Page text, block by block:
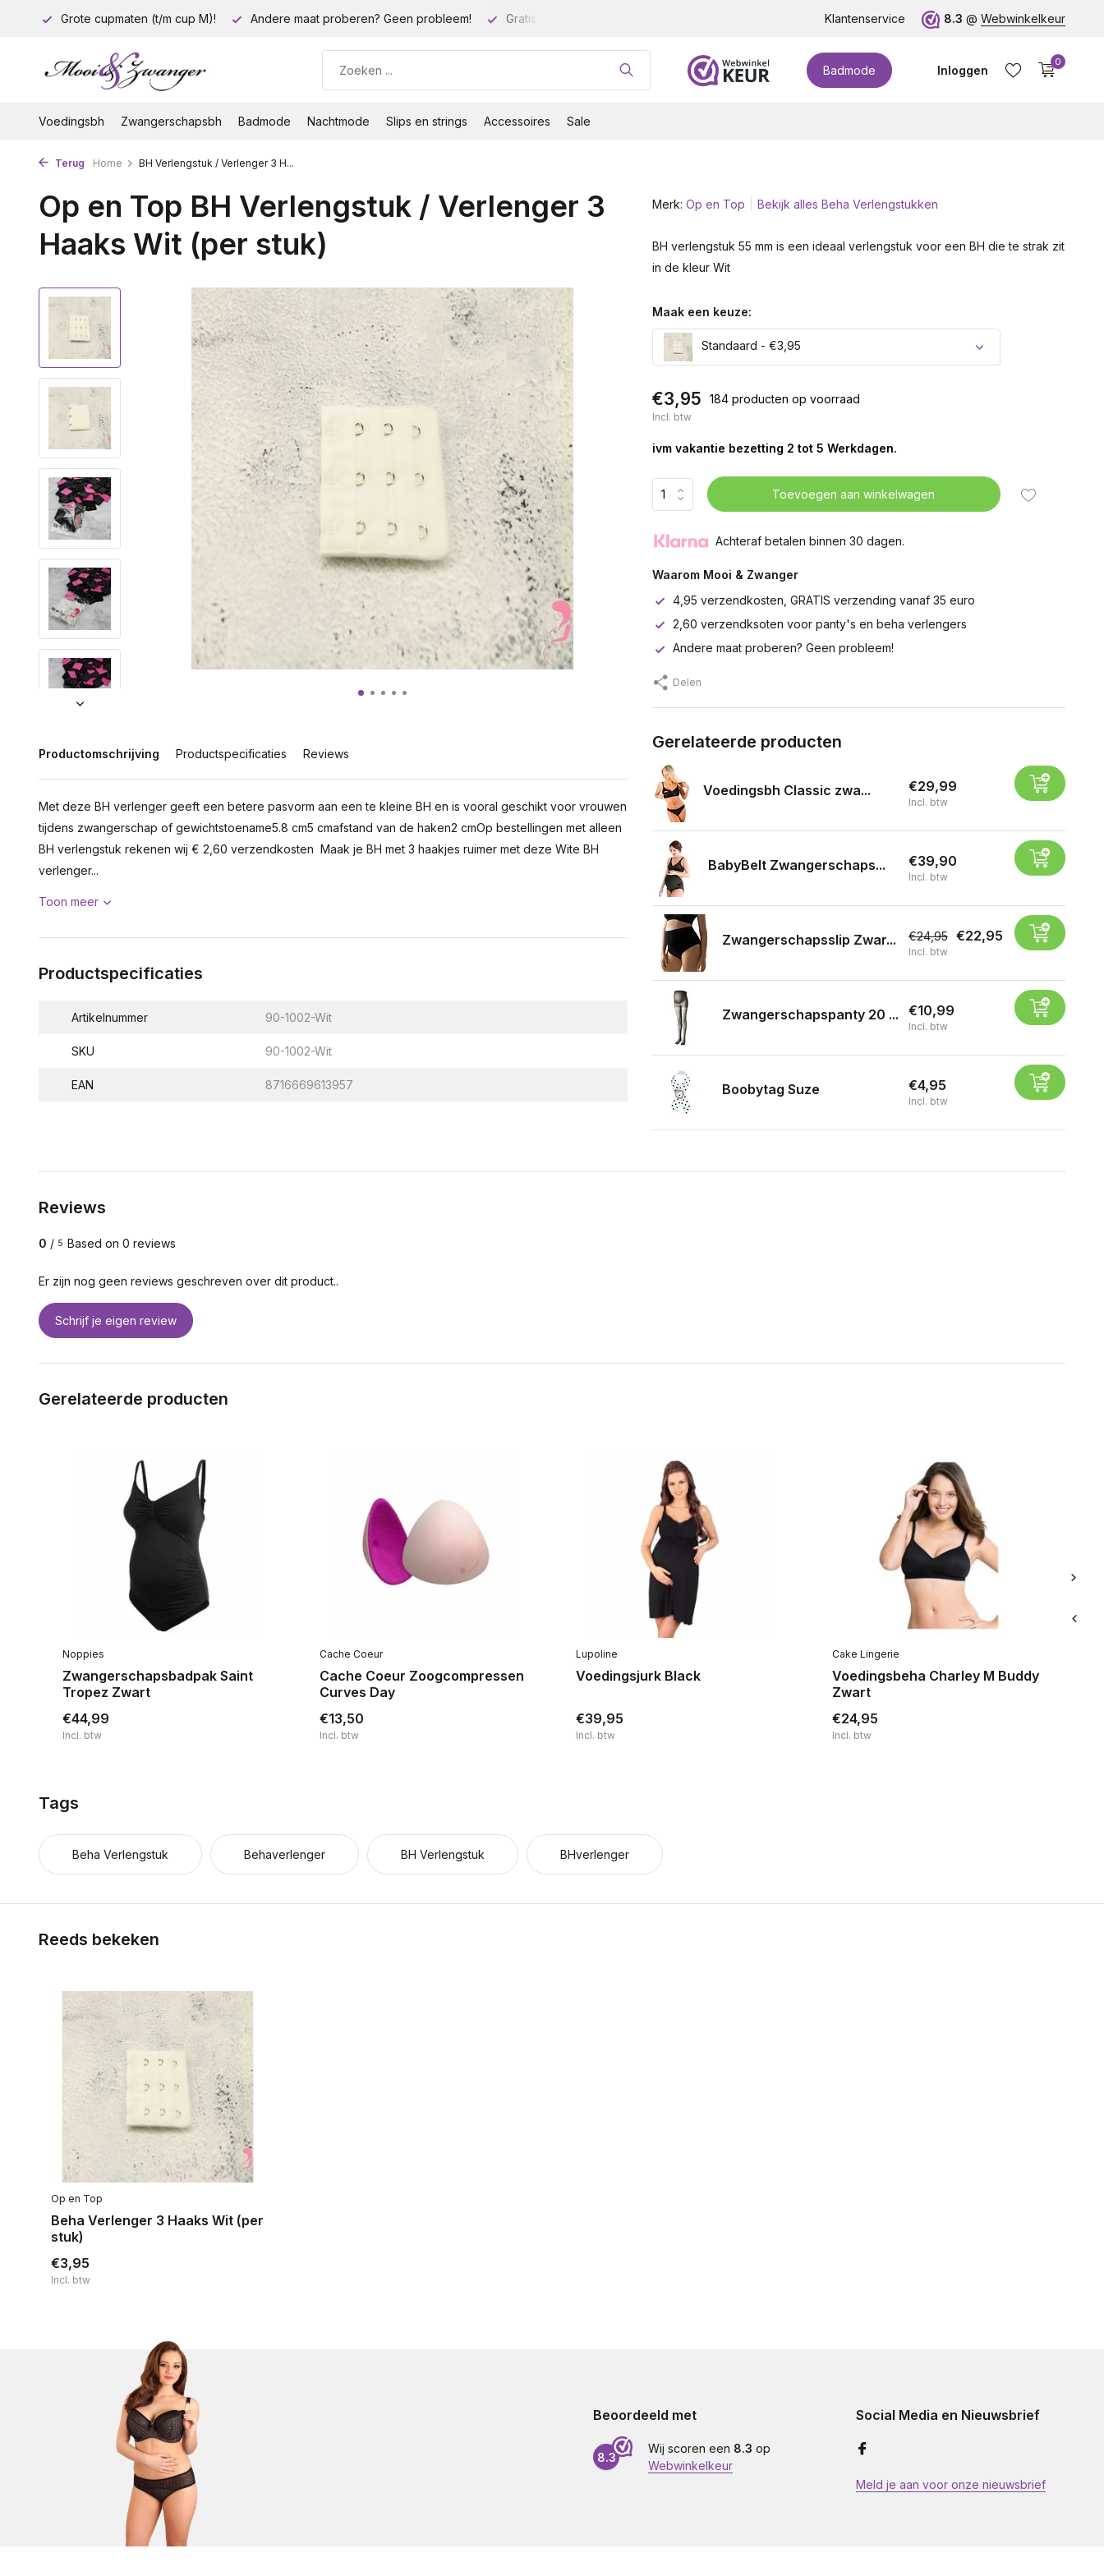
Grote cupmaten (t/m cup M)! Andere maat proberen? Geen probleem! Gratis verzending vanaf 35 euro! Grote cupmaten (t/m cup M)!
Klantenservice 8.3 @ Webwinkelkeur
Badmode Inloggen
0
Voedingsbh Zwangerschapsbh Badmode Nachtmode Slips en strings Accessoires Sale
Terug Home BH Verlengstuk / Verlenger 3 H...
Op en Top BH Verlengstuk / Verlenger 3
Haaks Wit (per stuk)
Productomschrijving Productspecificaties Reviews
Met deze BH verlenger geeft een betere pasvorm aan een te kleine BH en is vooral geschikt voor vrouwen
tijdens zwangerschap of gewichtstoename5.8 cm5 cmafstand van de haken2 cmOp bestellingen met alleen
BH verlengstuk rekenen wij € 2,60 verzendkosten Maak je BH met 3 haakjes ruimer met deze Wite BH
verlenger...
Toon meer
Productspecificaties
Artikelnummer 90-1002-Wit
SKU 90-1002-Wit
EAN 8716669613957
Merk: Op en Top Bekijk alles Beha Verlengstukken
BH verlengstuk 55 mm is een ideaal verlengstuk voor een BH die te strak zit
in de kleur Wit
Maak een keuze:
Standaard - €3,95
€3,95 184 producten op voorraad
Incl. btw
ivm vakantie bezetting 2 tot 5 Werkdagen.
Toevoegen aan winkelwagen
Achteraf betalen binnen 30 dagen.
Waarom Mooi & Zwanger
4,95 verzendkosten, GRATIS verzending vanaf 35 euro
2,60 verzendksoten voor panty's en beha verlengers
Andere maat proberen? Geen probleem!
Delen
Gerelateerde producten
Voedingsbh Classic zwa... €29,99
Incl. btw
BabyBelt Zwangerschaps... €39,90
Incl. btw
Zwangerschapsslip Zwar... €24,95 €22,95
Incl. btw
Zwangerschapspanty 20 ... €10,99
Incl. btw
Boobytag Suze €4,95
Incl. btw
Reviews
0 / 5 Based on 0 reviews
Er zijn nog geen reviews geschreven over dit product..
Schrijf je eigen review
Gerelateerde producten
Noppies
Zwangerschapsbadpak Saint
Tropez Zwart
€44,99
Incl. btw
Cache Coeur
Cache Coeur Zoogcompressen
Curves Day
€13,50
Incl. btw
Lupoline
Voedingsjurk Black
€39,95
Incl. btw
Cake Lingerie
Voedingsbeha Charley M Buddy
Zwart
€24,95
Incl. btw
Tags
Beha Verlengstuk Behaverlenger BH Verlengstuk BHverlenger
Reeds bekeken
Op en Top
Beha Verlenger 3 Haaks Wit (per
stuk)
€3,95
Incl. btw
Beoordeeld met
8.3
Wij scoren een 8.3 op
Webwinkelkeur
Social Media en Nieuwsbrief
Meld je aan voor onze nieuwsbrief